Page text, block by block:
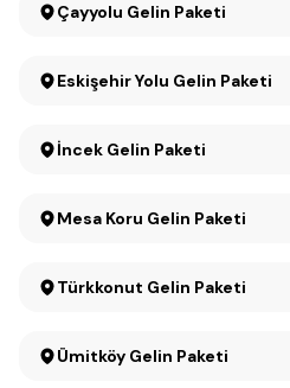
Çayyolu Gelin Paketi
Eskişehir Yolu Gelin Paketi
İncek Gelin Paketi
Mesa Koru Gelin Paketi
Türkkonut Gelin Paketi
Ümitköy Gelin Paketi